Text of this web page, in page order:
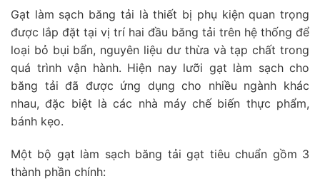
Gạt làm sạch băng tải là thiết bị phụ kiện quan trọng
được lắp đặt tại vị trí hai đầu băng tải trên hệ thống để
loại bỏ bụi bẩn, nguyên liệu dư thừa và tạp chất trong
quá trình vận hành. Hiện nay lưỡi gạt làm sạch cho
băng tải đã được ứng dụng cho nhiều ngành khác
nhau, đặc biệt là các nhà máy chế biến thực phẩm,
bánh kẹo.
Một bộ gạt làm sạch băng tải gạt tiêu chuẩn gồm 3
thành phần chính: